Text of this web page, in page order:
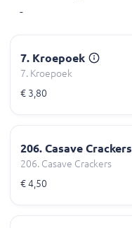
-
7. Kroepoek
7. Kroepoek
€ 3,80
206. Casave Crackers
206. Casave Crackers
€ 4,50